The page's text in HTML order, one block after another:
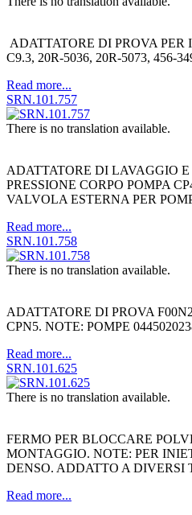
ADATTATORE DI PROVA PER
C9.3, 20R-5036, 20R-5073, 456-
Read more...
SRN.101.757
There is no translation available.
ADATTATORE DI LAVAGGIO
PRESSIONE CORPO POMPA
VALVOLA ESTERNA PER
Read more...
SRN.101.758
There is no translation available.
ADATTATORE DI PROVA
CPN5. NOTE: POMPE
Read more...
SRN.101.625
There is no translation available.
FERMO PER BLOCCARE
MONTAGGIO. NOTE: PER
DENSO. ADDATTO A DIVERSI
Read more...